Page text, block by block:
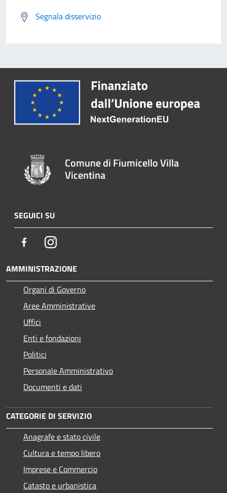
Segnala disservizio
Comune di Fiumicello Villa
Vicentina
SEGUICI SU
FacebookInstagram
AMMINISTRAZIONE
Organi di Governo
Aree Amministrative
Uffici
Enti e fondazioni
Politici
Personale Amministrativo
Documenti e dati
CATEGORIE DI SERVIZIO
Anagrafe e stato civile
Cultura e tempo libero
Imprese e Commercio
Catasto e urbanistica